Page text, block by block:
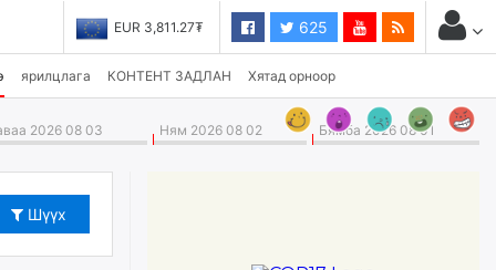
JPY 27.19₮ 625
ярилцлага КОНТЕНТ ЗАДЛАН Хятад орноор
2026 08 03 Ням 2026 08 02 Бямба 2026 08 01
Шүүх